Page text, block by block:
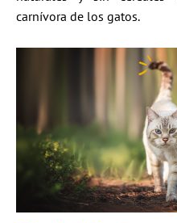
carnívora de los gatos.